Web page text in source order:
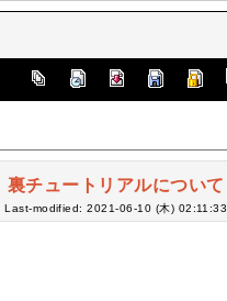
裏チュートリアルについて
Last-modified: 2021-06-10 (木) 02:11:33